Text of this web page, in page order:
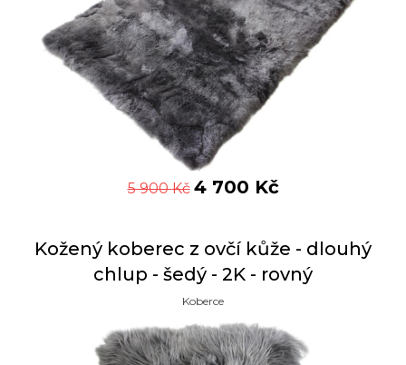
5 900Kč 4 700 Kč
Kožený koberec z ovčí kůže - dlouhý
chlup - šedý - 2K - rovný
Koberce